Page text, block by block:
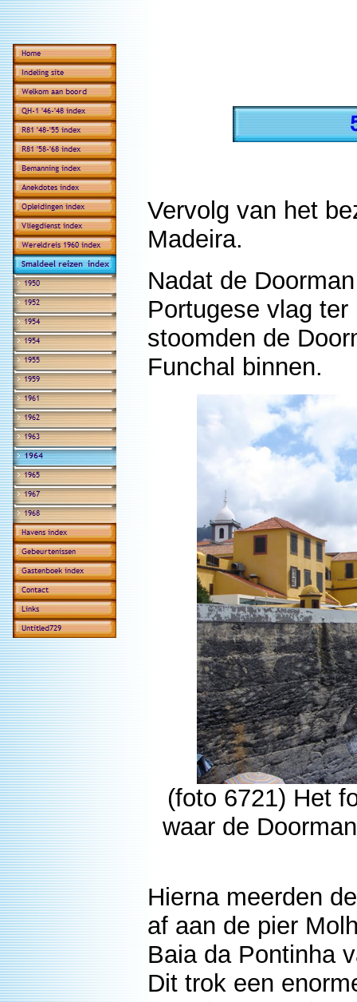
Vervolg van het
Madeira.
Nadat de
Portugese vlag
stoomden de
Funchal binnen.
(foto 6721) Het
waar de
Hierna meerden
af aan de pier
Baia da Pontinha
Dit trok een